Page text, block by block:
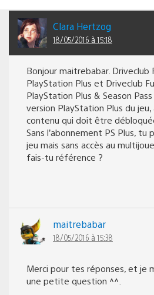
Clara Hertzog
18/05/2016 à 15:18
Bonjour maitrebabar. Driveclub
PlayStation Plus et Driveclub
PlayStation Plus & Season
version PlayStation Plus du
contenu qui doit être
Sans l’abonnement PS Plus, tu
jeu mais sans accès au
fais-tu référence ?
maitrebabar
18/05/2016 à 15:38
Merci pour tes réponses, et je
une petite question ^^.